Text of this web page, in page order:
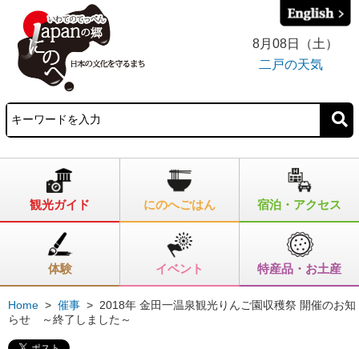
8月08日（土）
二戸の天気
観光ガイド にのへごはん 宿泊・アクセス
体験 イベント 特産品・お土産
Home > 催事 > 2018年 金田一温泉観光りんご園収穫祭 開催のお知
らせ ～終了しました～